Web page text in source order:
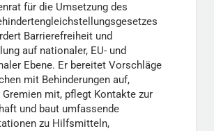
für die Umsetzung des
Barrierefreiheit und
auf nationaler, EU- und
Ebene. Er bereitet Vorschläge
mit Behinderungen auf,
mit, pflegt Kontakte zur
und baut umfassende
zu Hilfsmitteln,